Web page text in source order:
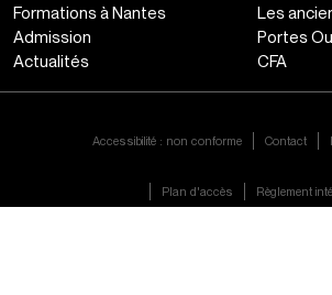
Formations à Nantes
Admission
Actualités
Les
Portes
CFA
Accessibilité : non conforme Contact
Plan d'accès
Règlement